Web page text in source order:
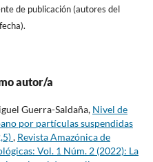
de publicación (autores del
autor/a
Guerra-Saldaña, Nivel de
por partículas suspendidas
, Revista Amazónica de
Vol. 1 Núm. 2 (2022): La